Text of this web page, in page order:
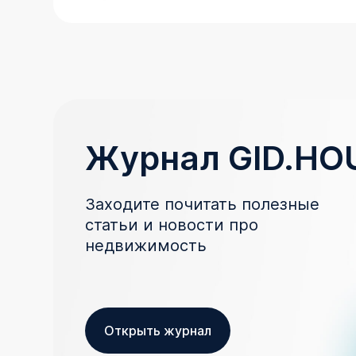
Журнал
Заходите почитать полезные
статьи и новости про
недвижимость
Открыть журнал